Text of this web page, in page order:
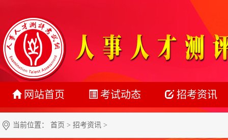
网站首页 考试动态
最新动态
招考资讯
当前位置： 首页 > 招考资讯 >